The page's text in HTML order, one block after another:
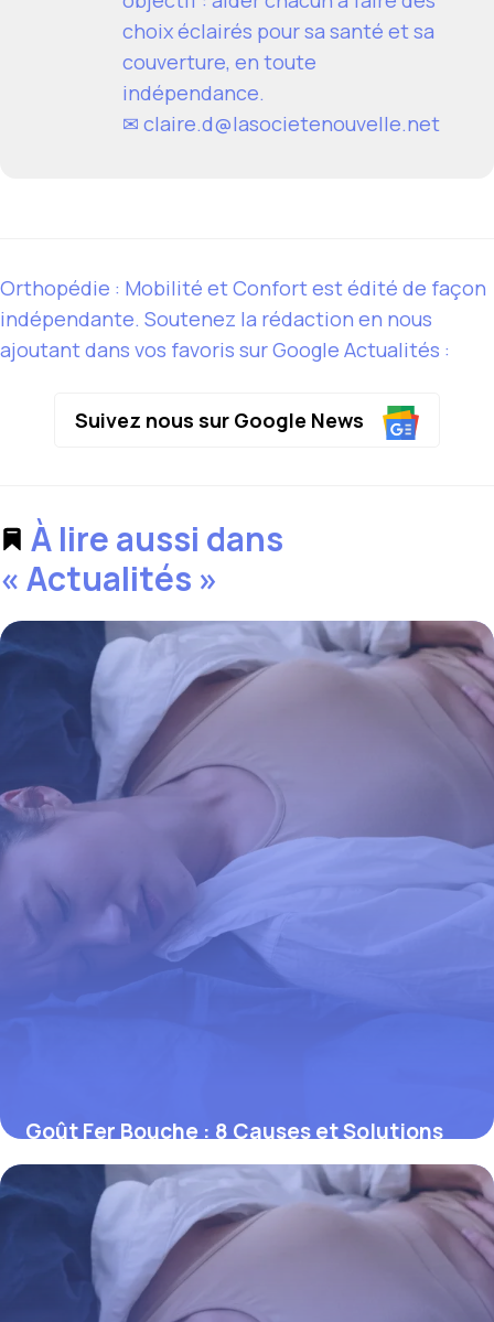
choix éclairés pour sa santé et sa
couverture, en toute
indépendance.
✉ claire.d@lasocietenouvelle.net
Orthopédie : Mobilité et Confort est édité de façon
indépendante. Soutenez la rédaction en nous
ajoutant dans vos favoris sur Google Actualités :
Suivez nous sur Google News
À lire aussi dans
« Actualités »
Goût Fer Bouche : 8 Causes et Solutions
Efficaces
4 juin 2026